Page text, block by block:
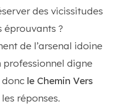
des vicissitudes
éprouvants ?
de l’arsenal idoine
digne
donc le Chemin Vers
réponses.